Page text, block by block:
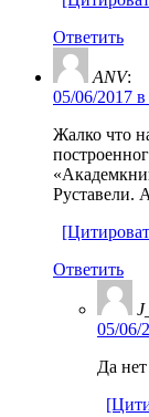
Ответить
ANV:
05/06/2017 в
Жалко что
Руставели.
Ответить
05/06/
Да